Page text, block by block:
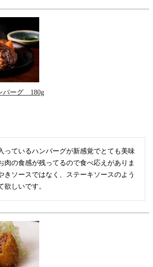
バーグ 180g
っているハンバーグが新感覚でとても美味
肉の食感が残ってるので食べ応えがありま
きソースではなく、ステーキソースのよう
欲しいです。